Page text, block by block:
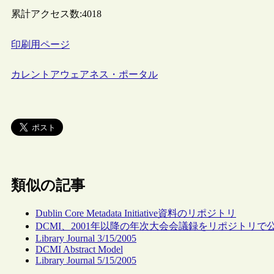
累計アクセス数:4018
印刷用ページ
カレントアウェアネス・ポータル
類似の記事
Dublin Core Metadata Initiative資料のリポジトリ
DCMI、2001年以降の年次大会会議録をリポジトリで
Library Journal 3/15/2005
DCMI Abstract Model
Library Journal 5/15/2005